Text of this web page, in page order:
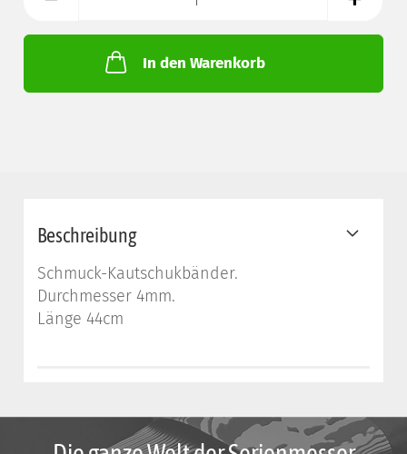
In den Warenkorb
Beschreibung
Schmuck-Kautschukbänder.
Durchmesser 4mm.
Länge 44cm